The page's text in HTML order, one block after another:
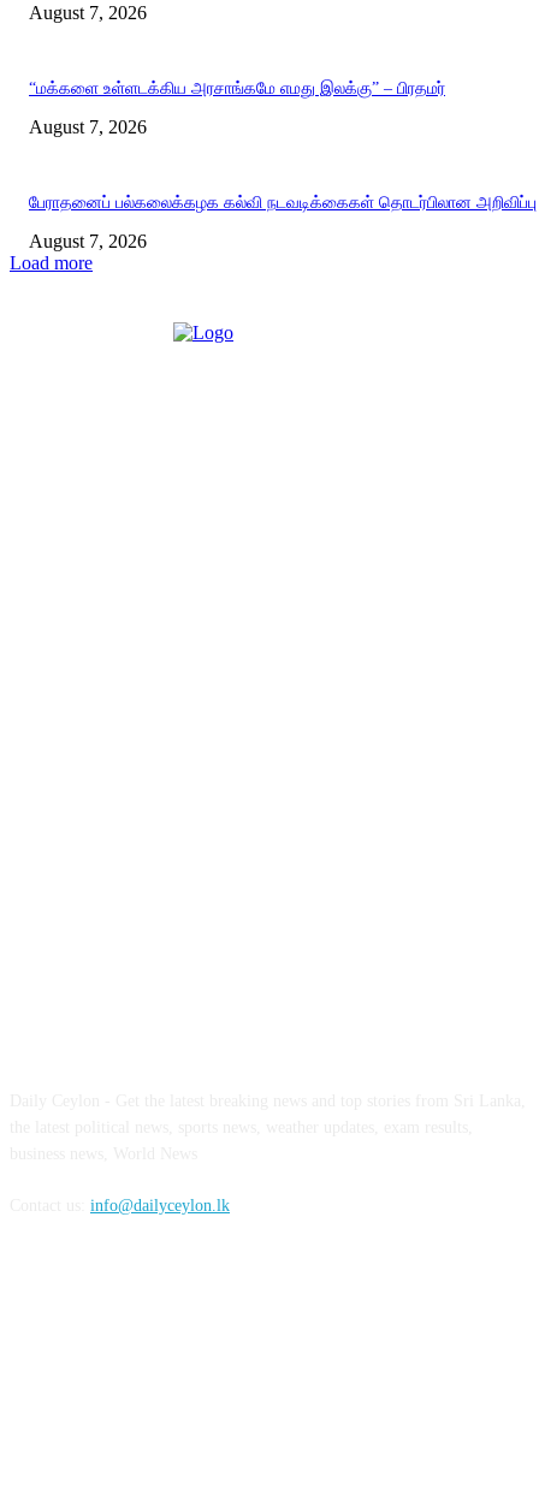
August 7, 2026
“மக்களை உள்ளடக்கிய அரசாங்கமே எமது இலக்கு” – பிரதமர்
August 7, 2026
பேராதனைப் பல்கலைக்கழக கல்வி நடவடிக்கைகள் தொடர்பிலான அறிவிப்பு
August 7, 2026
Load more
info@dailyceylon.lk